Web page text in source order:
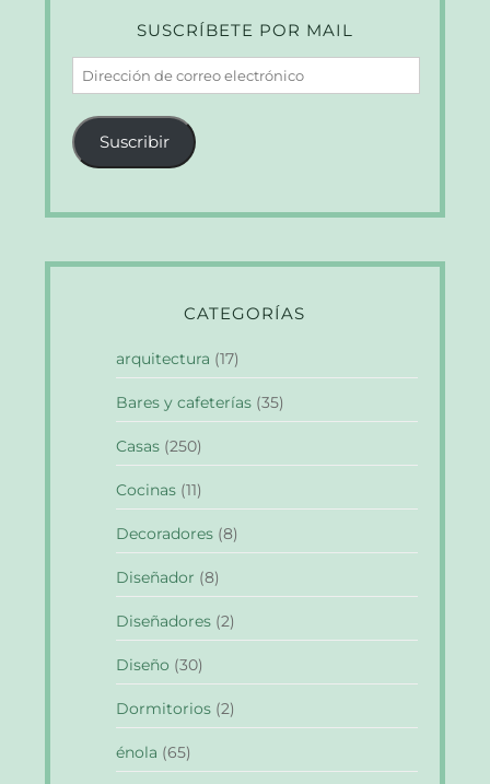
SUSCRÍBETE POR MAIL
Dirección
de
correo
electrónico
Suscribir
CATEGORÍAS
arquitectura (17)
Bares y cafeterías (35)
Casas (250)
Cocinas (11)
Decoradores (8)
Diseñador (8)
Diseñadores (2)
Diseño (30)
Dormitorios (2)
énola (65)